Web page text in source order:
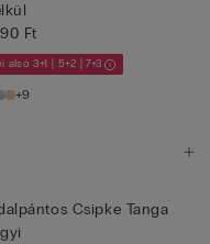
Ft
alsó 3+1 | 5+2 | 7+3
+9
Csipke Tanga